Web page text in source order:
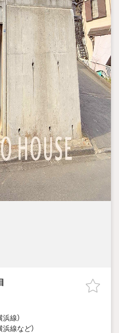
浜線）
浜線など）